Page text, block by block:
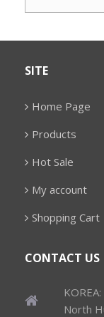
SITE
Home Page
Products
Hot Sale
My account
Shopping Cart
CONTACT US
North